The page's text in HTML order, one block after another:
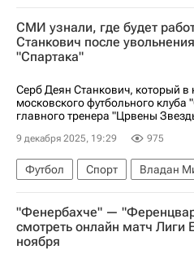
Лига Европы УЕФА 2026-2027
Анонсы и трансляции матчей
СМИ узнали, где будет
Станкович после
"Спартака"
Серб Деян Станкович, который в
московского футбольного клуба
главного тренера "Црвены
9 декабря 2025, 19:29 975
Футбол Спорт
Владан
Спартак Москва
РПЛ 2026-2027 (Чемпионат
Црвена Звезда
"Фенербахче" —
смотреть онлайн матч Лиги
ноября